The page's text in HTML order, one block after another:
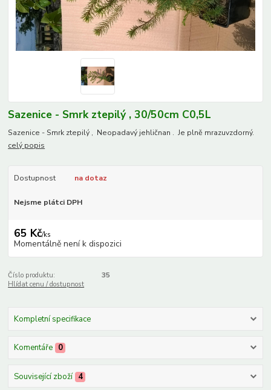
Sazenice - Smrk ztepilý , 30/50cm C0,5L
Sazenice - Smrk ztepilý , Neopadavý jehličnan . Je plně mrazuvzdorný.
celý popis
Dostupnost na dotaz
Nejsme plátci DPH
65 Kč/ks
Momentálně není k dispozici
Číslo produktu:
35
Hlídat cenu / dostupnost
Kompletní specifikace
Komentáře 0
Související zboží 4